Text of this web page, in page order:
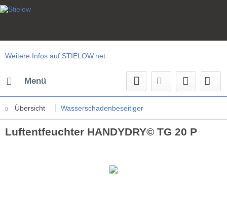
Weitere Infos auf STIELOW.net
Menü
Übersicht Wasserschadenbeseitiger
Luftentfeuchter HANDYDRY© TG 20 P